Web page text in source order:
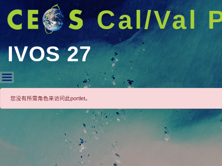
Cal/Val
IVOS 27
IVOS 27
您没有所需角色来访问此portlet。